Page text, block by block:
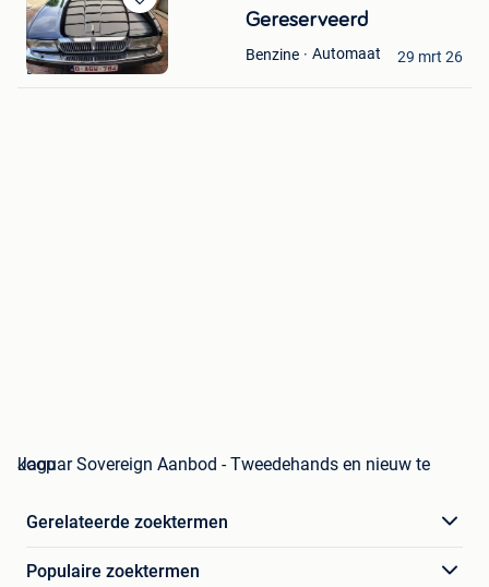
Bewaren
in
Mijn
Favorieten
Gereserveerd
Benzine Automaat
Luha
Deinze
29 mrt 26
Jaguar Sovereign Aanbod - Tweedehands en nieuw te koop
Gerelateerde zoektermen
Populaire zoektermen